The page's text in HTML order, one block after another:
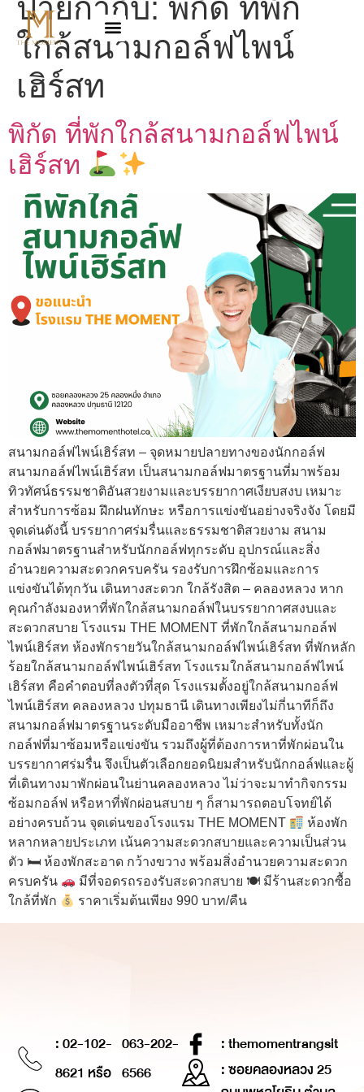
ป้ายกำกับ: พิกัด ที่พัก
ใกล้สนามกอล์ฟไพน์
เฮิร์สท
พิกัด ที่พักใกล้สนามกอล์ฟไพน์
เฮิร์สท
สนามกอล์ฟไพน์เฮิร์สท – จุดหมายปลายทางของนักกอล์ฟ
สนามกอล์ฟไพน์เฮิร์สท เป็นสนามกอล์ฟมาตรฐานที่มาพร้อม
ทิวทัศน์ธรรมชาติอันสวยงามและบรรยากาศเงียบสงบ เหมาะ
สำหรับการซ้อม ฝึกฝนทักษะ หรือการแข่งขันอย่างจริงจัง โดยมี
จุดเด่นดังนี้ บรรยากาศร่มรื่นและธรรมชาติสวยงาม สนาม
กอล์ฟมาตรฐานสำหรับนักกอล์ฟทุกระดับ อุปกรณ์และสิ่ง
อำนวยความสะดวกครบครัน รองรับการฝึกซ้อมและการ
แข่งขันได้ทุกวัน เดินทางสะดวก ใกล้รังสิต – คลองหลวง หาก
คุณกำลังมองหาที่พักใกล้สนามกอล์ฟในบรรยากาศสงบและ
สะดวกสบาย โรงแรม THE MOMENT ที่พักใกล้สนามกอล์ฟ
ไพน์เฮิร์สท ห้องพักรายวันใกล้สนามกอล์ฟไพน์เฮิร์สท ที่พักหลัก
ร้อยใกล้สนามกอล์ฟไพน์เฮิร์สท โรงแรมใกล้สนามกอล์ฟไพน์
เฮิร์สท คือคำตอบที่ลงตัวที่สุด โรงแรมตั้งอยู่ใกล้สนามกอล์ฟ
ไพน์เฮิร์สท คลองหลวง ปทุมธานี เดินทางเพียงไม่กี่นาทีก็ถึง
สนามกอล์ฟมาตรฐานระดับมืออาชีพ เหมาะสำหรับทั้งนัก
กอล์ฟที่มาซ้อมหรือแข่งขัน รวมถึงผู้ที่ต้องการหาที่พักผ่อนใน
บรรยากาศร่มรื่น จึงเป็นตัวเลือกยอดนิยมสำหรับนักกอล์ฟและผู้
ที่เดินทางมาพักผ่อนในย่านคลองหลวง ไม่ว่าจะมาทำกิจกรรม
ซ้อมกอล์ฟ หรือหาที่พักผ่อนสบาย ๆ ก็สามารถตอบโจทย์ได้
อย่างครบถ้วน จุดเด่นของโรงแรม THE MOMENT
ห้องพัก
หลากหลายประเภท เน้นความสะดวกสบายและความเป็นส่วน
ตัว 🛏 ห้องพักสะอาด กว้างขวาง พร้อมสิ่งอำนวยความสะดวก
ครบครัน
มีที่จอดรถรองรับสะดวกสบาย 🍽 มีร้านสะดวกซื้อ
ใกล้ที่พัก
ราคาเริ่มต้นเพียง 990 บาท/คืน
: 02-102-
8621 หรือ
063-202-
6566
: themomentrangsit
: ซอยคลองหลวง 25